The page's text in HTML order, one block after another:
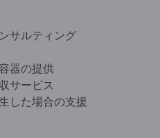
サルティング
器の提供
サービス
した場合の支援